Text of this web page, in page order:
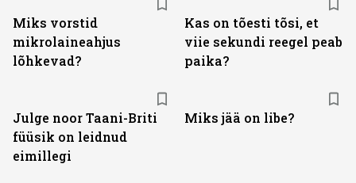
Miks vorstid
mikrolaineahjus
lõhkevad?
Kas on tõesti tõsi, et
viie sekundi reegel peab
paika?
Julge noor Taani-Briti
füüsik on leidnud
eimillegi
Miks jää on libe?